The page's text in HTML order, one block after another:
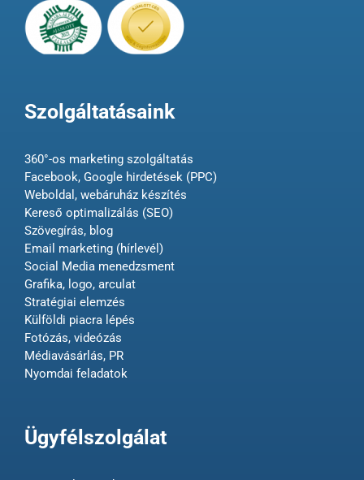
Szolgáltatásaink
360°-os marketing szolgáltatás
Facebook, Google hirdetések (PPC)
Weboldal, webáruház készítés
Kereső optimalizálás (SEO)
Szövegírás, blog
Email marketing (hírlevél)
Social Media menedzsment
Grafika, logo, arculat
Stratégiai elemzés
Külföldi piacra lépés
Fotózás, videózás
Médiavásárlás, PR
Nyomdai feladatok
Ügyfélszolgálat